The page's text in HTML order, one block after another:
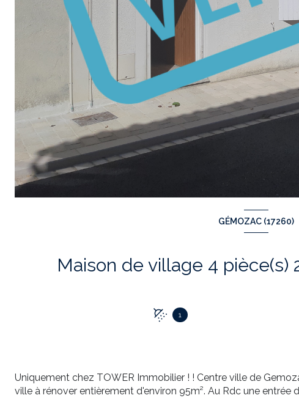
GÉMOZAC (17260)
1
Uniquement chez TOWER Immobilier ! ! Centre ville de
ville à rénover entièrement d'environ 95m². Au Rdc une entrée